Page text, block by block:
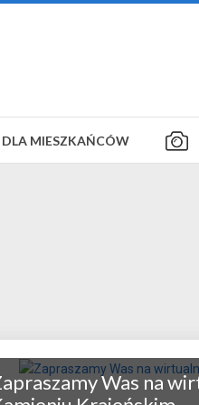
DLA MIESZKAŃCÓW
Was na